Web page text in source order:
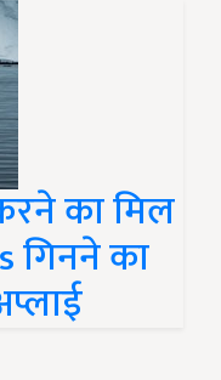
का मिल
गिनने का